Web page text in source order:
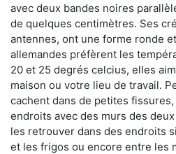
avec deux bandes noires
de quelques centimètres. Ses
antennes, ont une forme ronde
allemandes préfèrent les
20 et 25 degrés celcius, elles
maison ou votre lieu de travail.
cachent dans de petites
endroits avec des murs des
les retrouver dans des endroits
et les frigos ou encore entre les